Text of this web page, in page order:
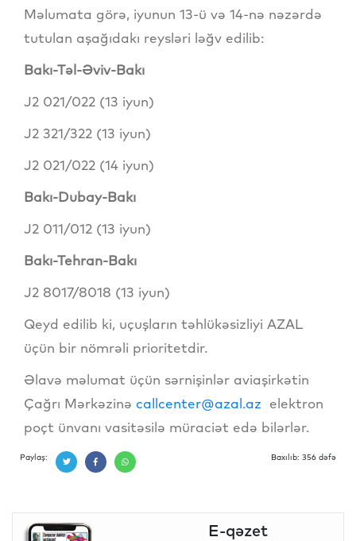
Məlumata görə, iyunun 13-ü və 14-nə nəzərdə
tutulan aşağıdakı reysləri ləğv edilib:
Bakı-Təl-Əviv-Bakı
J2 021/022 (13 iyun)
J2 321/322 (13 iyun)
J2 021/022 (14 iyun)
Bakı-Dubay-Bakı
J2 011/012 (13 iyun)
Bakı-Tehran-Bakı
J2 8017/8018 (13 iyun)
Qeyd edilib ki, uçuşların təhlükəsizliyi AZAL
üçün bir nömrəli prioritetdir.
Əlavə məlumat üçün sərnişinlər aviaşirkətin
Çağrı Mərkəzinə callcenter@azal.az elektron
poçt ünvanı vasitəsilə müraciət edə bilərlər.
Paylaş: Baxılıb: 356 dəfə
E-qəzet